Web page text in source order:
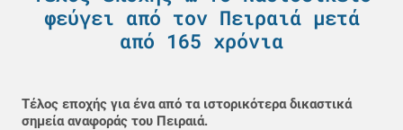
φεύγει από τον Πειραιά μετά
από 165 χρόνια
Τέλος εποχής για ένα από τα ιστορικότερα δικαστικά
σημεία αναφοράς του Πειραιά.